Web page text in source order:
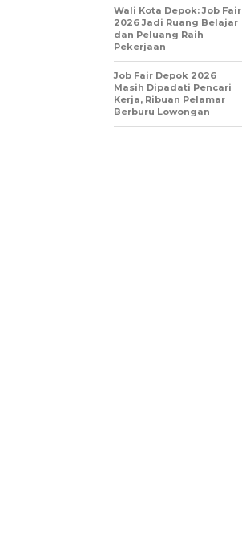
Wali Kota Depok: Job Fair
2026 Jadi Ruang Belajar
dan Peluang Raih
Pekerjaan
Job Fair Depok 2026
Masih Dipadati Pencari
Kerja, Ribuan Pelamar
Berburu Lowongan